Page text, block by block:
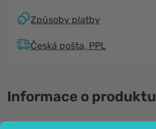
Způsoby platby
Česká pošta, PPL
Informace o produktu